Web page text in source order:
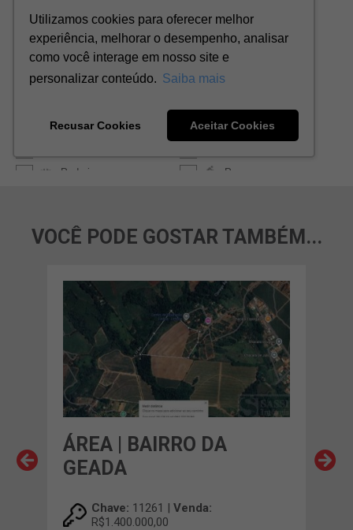
VOCÊ PODE GOSTAR TAMBÉM...
ÁREA | BAIRRO DA
GEADA
Chave: 11261 | Venda:
R$1.400.000,00